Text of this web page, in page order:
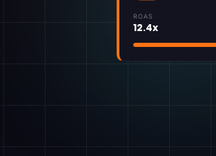
ROAS
12.4x